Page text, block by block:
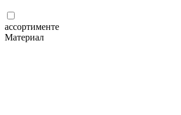
ассортименте
Материал